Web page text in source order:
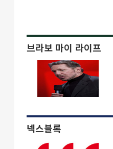
브라보 마이 라이프
넥스블록